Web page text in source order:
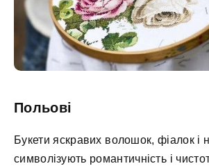
Польові
Букети яскравих волошок, фіалок і
символізують романтичність і